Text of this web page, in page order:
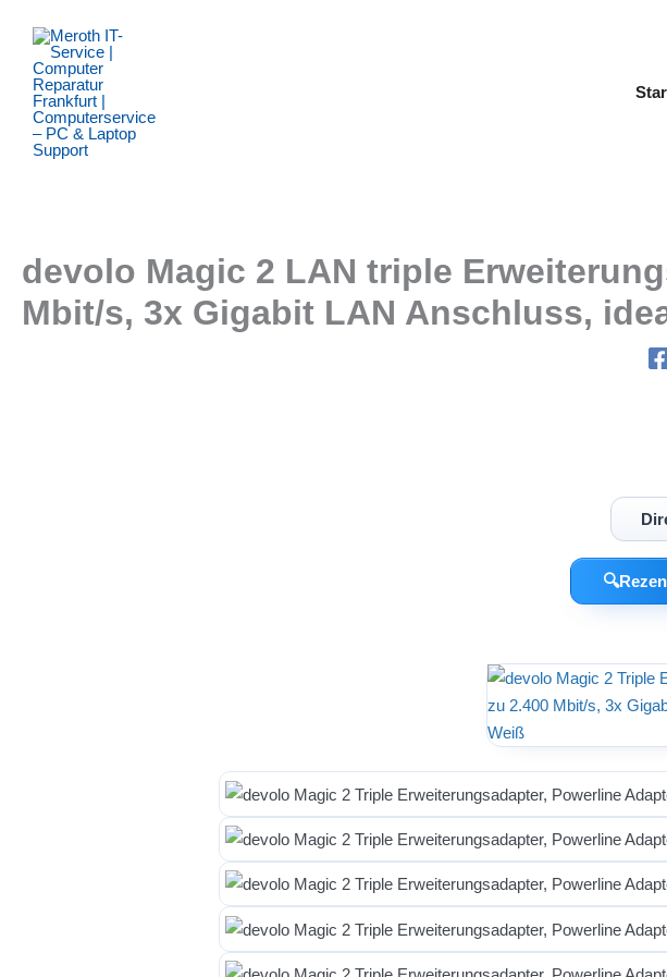
Inhalt
springen
devolo Magic 2 LAN triple
Mbit/s, 3x Gigabit LAN Anschluss,
🔍